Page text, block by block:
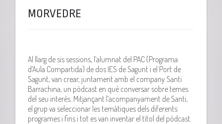
MORVEDRE
Al llarg de sis sessions, l’alumnat del PAC (Programa
d’Aula Compartida) de dos IES de Sagunt i el Port de
Sagunt, van crear, juntament amb el company Santi
Barrachina, un pòdcast en què conversar sobre temes
del seu interès. Mitjançant l’acompanyament de Santi,
el grup va seleccionar les temàtiques dels diferents
programes i fins i tot es van inventar el títol del pòdcast.